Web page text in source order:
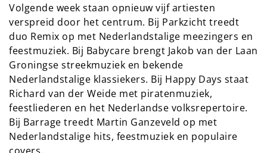
Volgende week staan opnieuw vijf artiesten
verspreid door het centrum. Bij Parkzicht treedt
duo Remix op met Nederlandstalige meezingers en
feestmuziek. Bij Babycare brengt Jakob van der Laan
Groningse streekmuziek en bekende
Nederlandstalige klassiekers. Bij Happy Days staat
Richard van der Weide met piratenmuziek,
feestliederen en het Nederlandse volksrepertoire.
Bij Barrage treedt Martin Ganzeveld op met
Nederlandstalige hits, feestmuziek en populaire